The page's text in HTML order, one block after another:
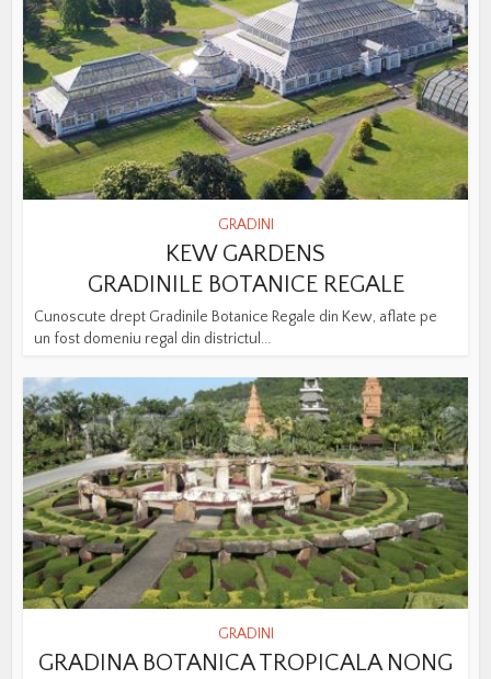
GRADINI
KEW GARDENS
GRADINILE BOTANICE REGALE
Cunoscute drept Gradinile Botanice Regale din Kew, aflate pe
un fost domeniu regal din districtul...
GRADINI
GRADINA BOTANICA TROPICALA NONG